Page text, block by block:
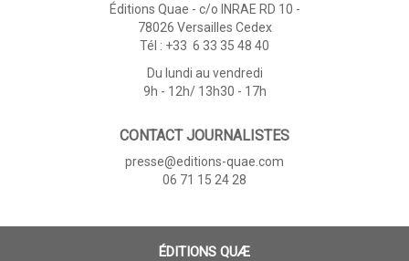
Éditions Quae - c/o INRAE RD 10 -
78026 Versailles Cedex
Tél : +33 6 33 35 48 40
Du lundi au vendredi
9h - 12h/ 13h30 - 17h
CONTACT JOURNALISTES
presse@editions-quae.com
06 71 15 24 28
ÉDITIONS QUÆ